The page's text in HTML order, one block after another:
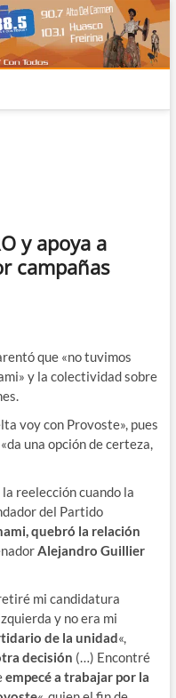
y apoya a
campañas
que «no tuvimos
y la colectividad sobre
voy con Provoste», pues
una opción de certeza,
reelección cuando la
del Partido
quebró la relación
Alejandro Guillier
mi candidatura
y no era mi
de la unidad«,
decisión (…) Encontré
empecé a trabajar por la